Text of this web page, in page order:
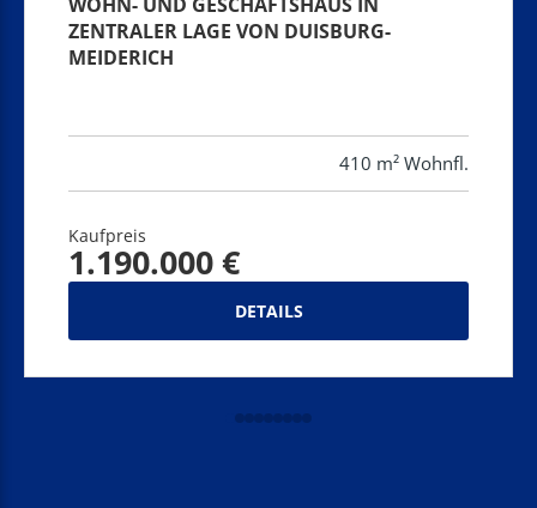
ZENTRALER LAGE VON DUISBURG-
MEIDERICH
410 m² Wohnfl.
Kaufpreis
1.190.000 €
DETAILS